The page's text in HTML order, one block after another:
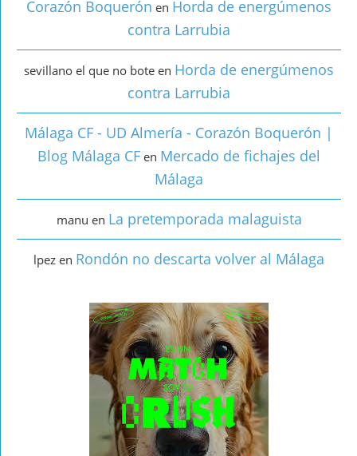
Corazón Boquerón en Horda de energúmenos
contra Larrubia
sevillano el que no bote en Horda de energúmenos
contra Larrubia
Málaga CF - UD Almería - Corazón Boquerón |
Blog Málaga CF en Mercado de fichajes del
Málaga
manu en La pretemporada malaguista
lpez en Rondón no descarta volver al Málaga